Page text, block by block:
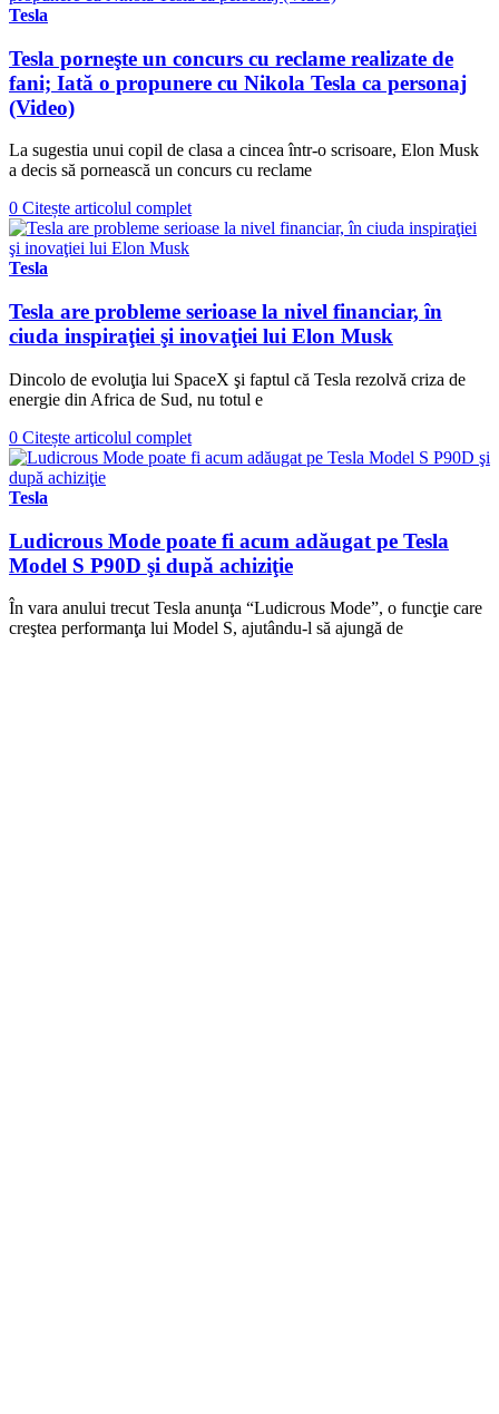
Tesla
Tesla porneşte un concurs cu reclame realizate de
fani; Iată o propunere cu Nikola Tesla ca personaj
(Video)
La sugestia unui copil de clasa a cincea într-o scrisoare, Elon Musk
a decis să pornească un concurs cu reclame
0 Citește articolul complet
Tesla
Tesla are probleme serioase la nivel financiar, în
ciuda inspiraţiei şi inovaţiei lui Elon Musk
Dincolo de evoluţia lui SpaceX şi faptul că Tesla rezolvă criza de
energie din Africa de Sud, nu totul e
0 Citește articolul complet
Tesla
Ludicrous Mode poate fi acum adăugat pe Tesla
Model S P90D şi după achiziţie
În vara anului trecut Tesla anunţa “Ludicrous Mode”, o funcţie care
creştea performanţa lui Model S, ajutându-l să ajungă de